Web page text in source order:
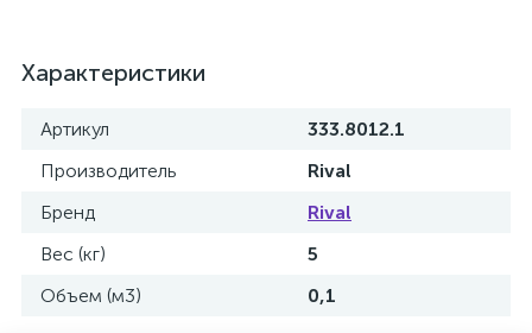
Характеристики
Артикул
333.8012.1
Производитель
Rival
Бренд
Rival
Вес (кг)
5
Объем (м3)
0,1